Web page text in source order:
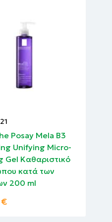
Posay Mela B3
Unifying Micro-
Gel Καθαριστικό
κατά των
200 ml
€